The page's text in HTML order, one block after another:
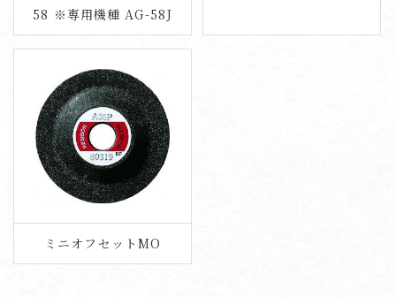
58 ※専用機種 AG-58J
ミニオフセットMO